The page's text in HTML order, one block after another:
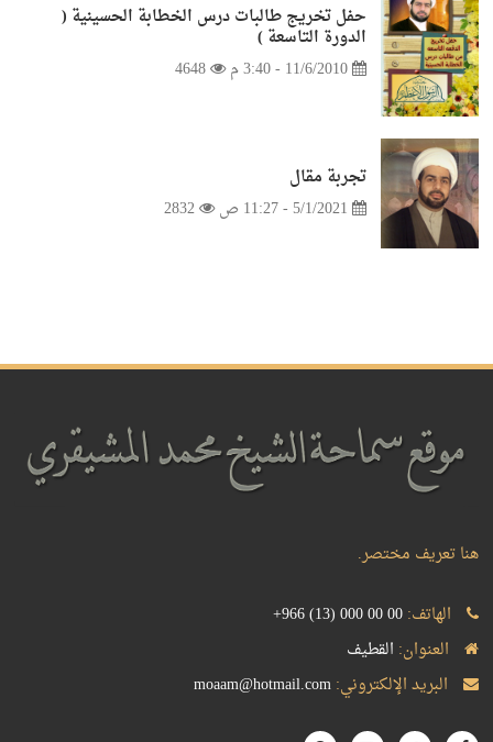
حفل تخريج طالبات درس الخطابة الحسينية (
الدورة التاسعة )
11/6/2010 - 3:40 م
4648
تجربة مقال
2832
هنا تعريف مختصر.
الهاتف:+966 (13) 000 00 00
العنوان: القطيف
البريد الإلكتروني:moaam@hotmail.com